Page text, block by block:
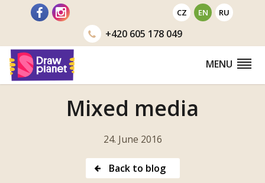
CZ EN RU
+420605 178 049
MENU
Mixed media
24. June 2016
Back to blog